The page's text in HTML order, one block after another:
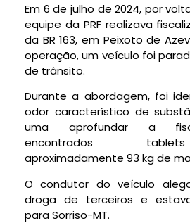
Em 6 de julho de 2024, por
equipe da PRF realizava
da BR 163, em Peixoto de
operação, um veículo foi
de trânsito.
Durante a abordagem, foi
odor característico de
uma aprofundar a
encontrados
aproximadamente 93 kg de
O condutor do veículo
droga de terceiros e
para Sorriso-MT.